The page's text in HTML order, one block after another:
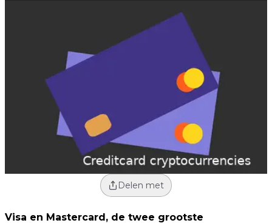
Delen met
Visa en Mastercard, de twee grootste